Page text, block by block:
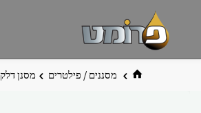
בית מסננים / פילטרים מסנן דלק